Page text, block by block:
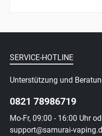
SERVICE-HOTLINE
Unterstützung und
0821 78986719
Mo-Fr, 09:00 - 16:00 Uhr
support@samurai-